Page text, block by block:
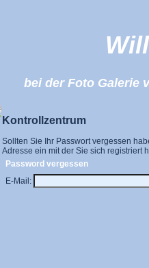
bei der Foto Galerie
Kontrollzentrum
Sollten Sie Ihr Passwort vergessen
Adresse ein mit der Sie sich registriert
Password vergessen
E-Mail: